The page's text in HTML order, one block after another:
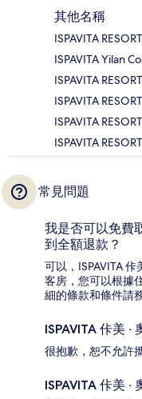
其他名稱
ISPAVITA
ISPAVITA Yilan
ISPAVITA
ISPAVITA
ISPAVITA
ISPAVITA
常見問題
我是否可以免費
到全額退款？
可以，ISPAVITA
客房，您可以根據
細的條款和條件請
ISPAVITA 佧美 ‧
很抱歉，恕不允許
ISPAVITA 佧美 ‧